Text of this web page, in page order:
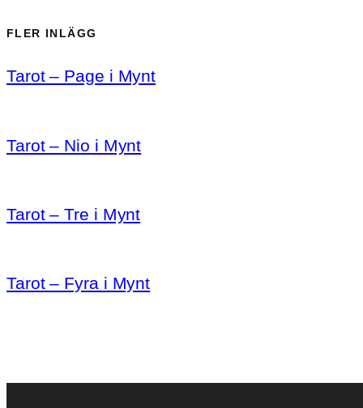
FLER INLÄGG
Tarot – Page i Mynt
Tarot – Nio i Mynt
Tarot – Tre i Mynt
Tarot – Fyra i Mynt